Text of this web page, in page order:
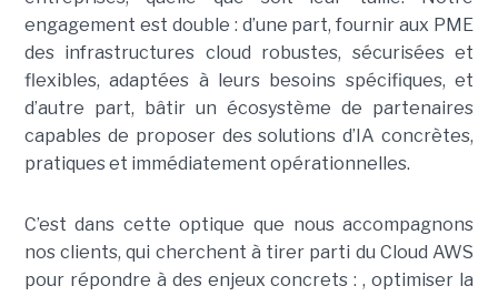
engagement est double : d’une part, fournir aux PME
des infrastructures cloud robustes, sécurisées et
flexibles, adaptées à leurs besoins spécifiques, et
d’autre part, bâtir un écosystème de partenaires
capables de proposer des solutions d’IA concrètes,
pratiques et immédiatement opérationnelles.
C’est dans cette optique que nous accompagnons
nos clients, qui cherchent à tirer parti du Cloud AWS
pour répondre à des enjeux concrets : , optimiser la